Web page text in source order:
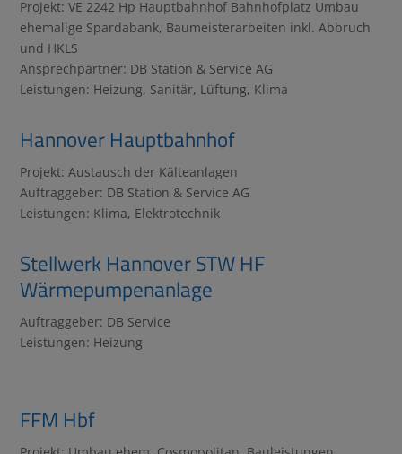
Projekt: VE 2242 Hp Hauptbahnhof Bahnhofplatz Umbau
ehemalige Spardabank, Baumeisterarbeiten inkl. Abbruch
und HKLS
Ansprechpartner: DB Station & Service AG
Leistungen: Heizung, Sanitär, Lüftung, Klima
Hannover Hauptbahnhof
Projekt: Austausch der Kälteanlagen
Auftraggeber: DB Station & Service AG
Leistungen: Klima, Elektrotechnik
Stellwerk Hannover STW HF
Wärmepumpenanlage
Auftraggeber: DB Service
Leistungen: Heizung
FFM Hbf